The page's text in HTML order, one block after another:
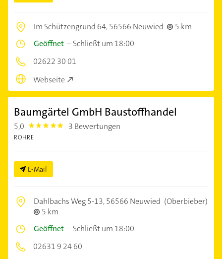
Im Schützengrund 64,56566 Neuwied
5 km
Geöffnet –Schließt um 18:00
02622 30 01
Webseite
Baumgärtel GmbH Baustoffhandel
5,0 5.0 3 Bewertungen
ROHRE
E-Mail
Dahlbachs Weg 5-13,56566 Neuwied (Oberbieber)
5 km
Geöffnet –Schließt um 18:00
02631 9 24 60